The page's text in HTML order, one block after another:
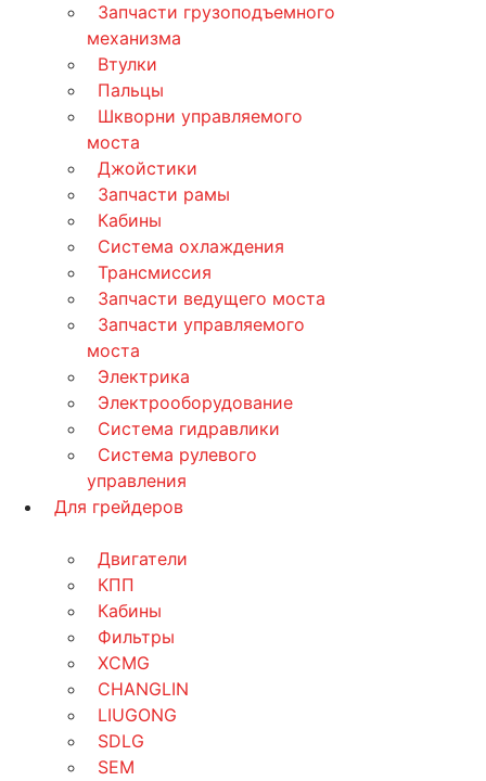
Запчасти грузоподъемного
механизма
Втулки
Пальцы
Шкворни управляемого
моста
Джойстики
Запчасти рамы
Кабины
Система охлаждения
Трансмиссия
Запчасти ведущего моста
Запчасти управляемого
моста
Электрика
Электрооборудование
Система гидравлики
Система рулевого
управления
Для грейдеров
Двигатели
КПП
Кабины
Фильтры
XCMG
CHANGLIN
LIUGONG
SDLG
SEM